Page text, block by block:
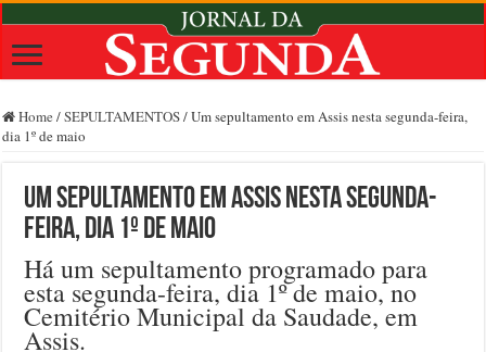
Home /SEPULTAMENTOS/Um sepultamento em Assis nesta segunda-feira,
dia 1º de maio
Um sepultamento em Assis nesta segunda-
feira, dia 1º de maio
Há um sepultamento programado para
esta segunda-feira, dia 1º de maio, no
Cemitério Municipal da Saudade, em
Assis.